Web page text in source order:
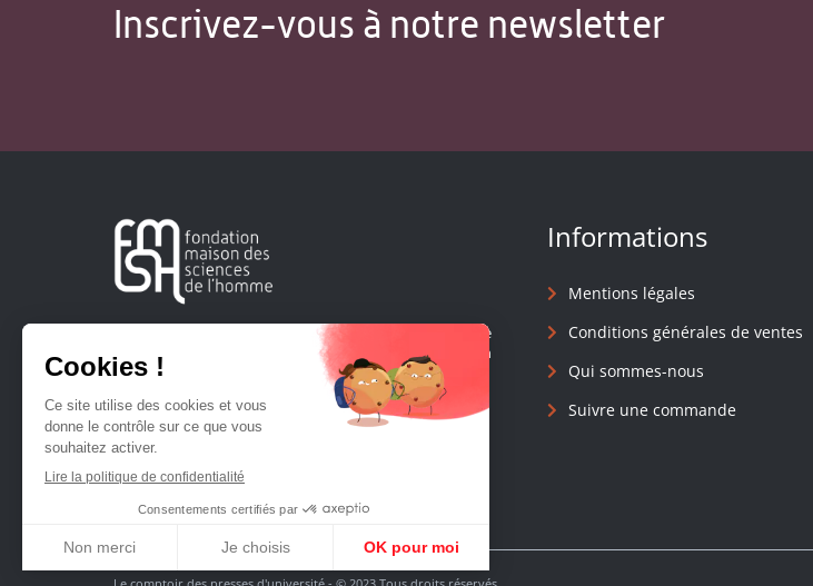
Inscrivez-vous à notre newsletter
Créée en 1963, la Fondation Maison Sciences de l'Homme
soutient la recherche et la diffusion des connaissances en
sciences humaines et sociales.
Informations
Mentions légales
Conditions générales de ventes
Qui sommes-nous
Suivre une commande